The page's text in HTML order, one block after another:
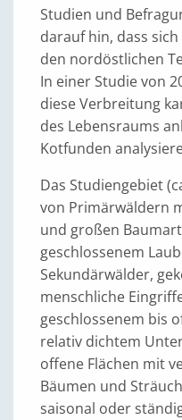
Studien und
darauf hin, dass
den nordöstlichen
In einer Studie von
diese Verbreitung
des Lebensraums
Kotfunden
Das Studiengebiet
von Primärwäldern
und großen
geschlossenem
Sekundärwälder,
menschliche
geschlossenem bis
relativ dichtem
offene Flächen mit
Bäumen und
saisonal oder